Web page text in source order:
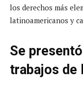
los derechos más
latinoamericanos y
Se
trabajos de